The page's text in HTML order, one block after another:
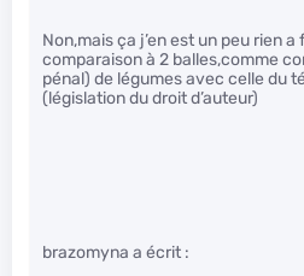
Non,mais ça j’en est un peu rien a
comparaison à 2 balles,comme
pénal) de légumes avec celle du
(législation du droit d’auteur)
brazomyna a écrit :